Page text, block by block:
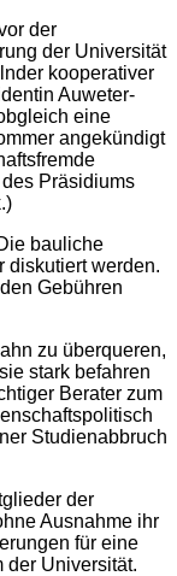
der
der Universität
kooperativer
Auweter-
eine
angekündigt
Präsidiums
bauliche
diskutiert werden.
Gebühren
zu überqueren,
stark befahren
Berater zum
Studienabbruch
der
Ausnahme ihr
für eine
der Universität.